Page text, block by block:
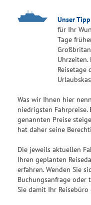
Unser Tipp
für Ihr
Tage
Uhrzeiten.
Reisetage
Was wir Ihnen hier
niedrigsten Fahrpreise.
genannten Preise
hat daher seine
Die jeweils aktuellen
Ihren geplanten
erfahren. Wenden Sie
Buchungsanfrage oder
Sie damit Ihr